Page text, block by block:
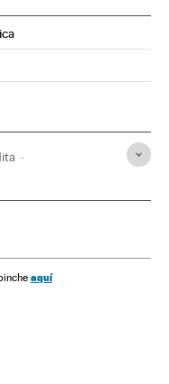
Instagram
en Facebook
aquí